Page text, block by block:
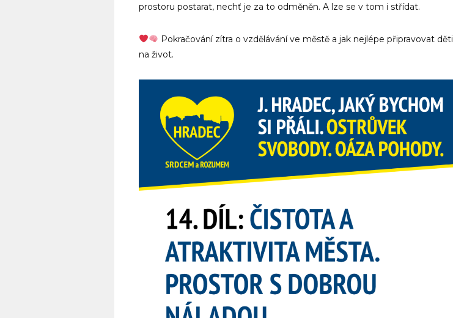
prostoru postarat, nechť je za to odměněn. A lze se v tom i střídat.
Pokračování zítra o vzdělávání ve městě a jak nejlépe připravovat děti
na život.